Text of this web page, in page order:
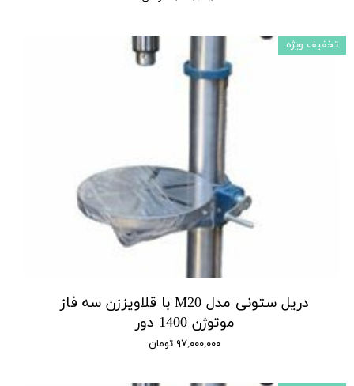
دریل ستونی مدل M20 با قلاویززن سه فاز
موتوژن 1400 دور
۹۷,۰۰۰,۰۰۰ تومان
تخفیف ویژه